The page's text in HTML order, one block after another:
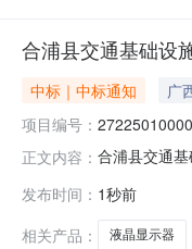
合浦县交通基础设
中标｜中标通知 广
项目编号：
正文内容： 合浦县交通
序号采购计
发布时间： 1秒前
相关产品：
液晶显示器